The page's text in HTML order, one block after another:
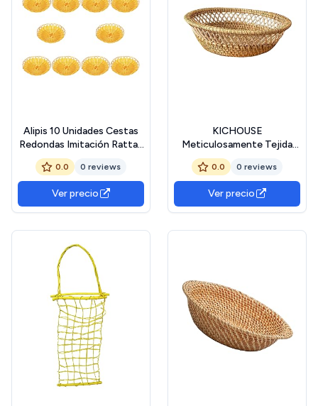
Alipis 10 Unidades Cestas
Redondas Imitación Rattan
Paneras Tejidas Bandejas
Vacías para Frutas y
Verduras Diseño Elegante
para Decoración y Servicio
Cocina y Restaurante
0.0 0 reviews
Ver precio
KICHOUSE
Meticulosamente Tejida
Cesta De Pan
Almacenamiento De Frutas
Diseño Elegante
0.0 0 reviews
Ver precio